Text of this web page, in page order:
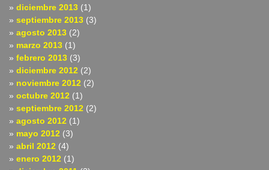
diciembre 2013 (1)
septiembre 2013 (3)
agosto 2013 (2)
marzo 2013 (1)
febrero 2013 (3)
diciembre 2012 (2)
noviembre 2012 (2)
octubre 2012 (1)
septiembre 2012 (2)
agosto 2012 (1)
mayo 2012 (3)
abril 2012 (4)
enero 2012 (1)